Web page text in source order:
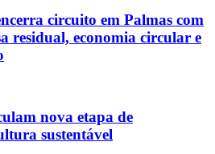
circuito em Palmas com
residual, economia circular e
nova etapa de
sustentável